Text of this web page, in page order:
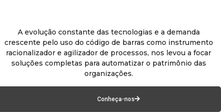
A evolução constante das tecnologias e a demanda
crescente pelo uso do código de barras como instrumento
racionalizador e agilizador de processos, nos levou a focar
soluções completas para automatizar o patrimônio das
organizações.
Conheça-nos